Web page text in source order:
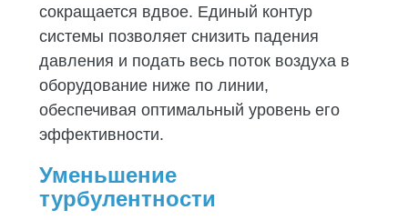
сокращается вдвое. Единый контур
системы позволяет снизить падения
давления и подать весь поток воздуха в
оборудование ниже по линии,
обеспечивая оптимальный уровень его
эффективности.
Уменьшение
турбулентности